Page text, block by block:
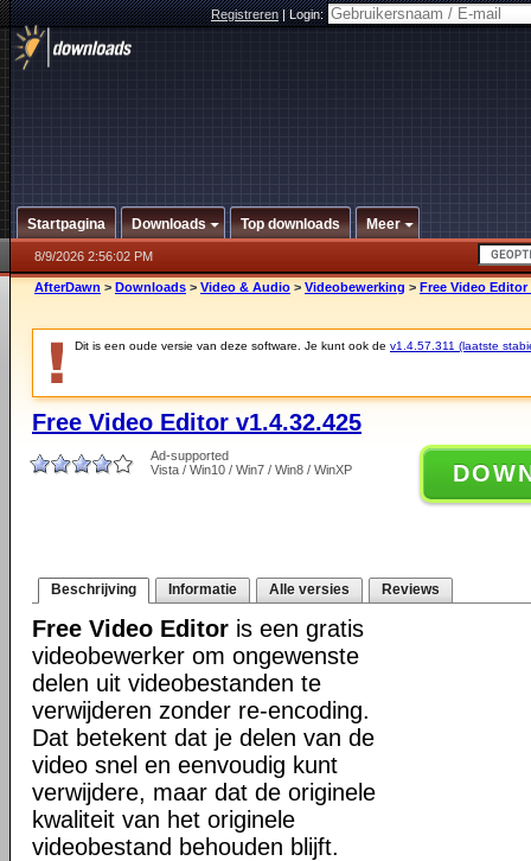
Registreren|Login:
Startpagina Downloads Top downloads Meer
8/9/2026 2:56:02 PM
AfterDawn > Downloads > Video & Audio > Videobewerking > Free Video Editor
Dit is een oude versie van deze software. Je kunt ook de v1.4.57.311 (laatste
Free Video Editor v1.4.32.425
Ad-supported
Vista / Win10 / Win7 / Win8 / WinXP
Beschrijving Informatie Alle versies Reviews
Free Video Editor is een gratis
videobewerker om ongewenste
delen uit videobestanden te
verwijderen zonder re-encoding.
Dat betekent dat je delen van de
video snel en eenvoudig kunt
verwijdere, maar dat de originele
kwaliteit van het originele
videobestand behouden blijft.